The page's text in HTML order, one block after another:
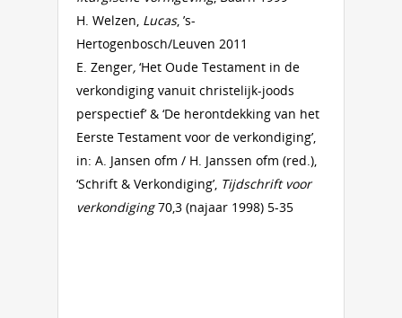
H. Welzen, Lucas, ’s-
Hertogenbosch/Leuven 2011
E. Zenger, ‘Het Oude Testament in de
verkondiging vanuit christelijk-joods
perspectief’ & ‘De herontdekking van het
Eerste Testament voor de verkondiging’,
in: A. Jansen ofm / H. Janssen ofm (red.),
‘Schrift & Verkondiging’, Tijdschrift voor
verkondiging70,3 (najaar 1998) 5-35